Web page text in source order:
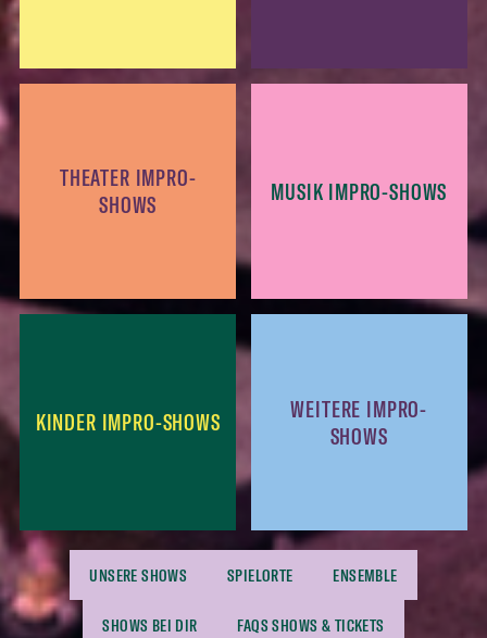
THEATER IMPRO-
SHOWS
MUSIK IMPRO-SHOWS
KINDER IMPRO-SHOWS
WEITERE IMPRO-
SHOWS
UNSERE SHOWS SPIELORTE ENSEMBLE
SHOWS BEI DIR FAQS SHOWS & TICKETS